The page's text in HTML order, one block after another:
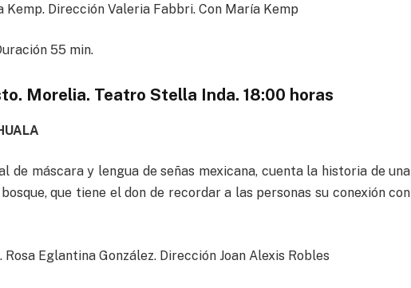
Kemp. Dirección Valeria Fabbri. Con María Kemp
55 min.
Morelia. Teatro Stella Inda. 18:00 horas
de máscara y lengua de señas mexicana, cuenta la historia de una
que tiene el don de recordar a las personas su conexión con
Eglantina González. Dirección Joan Alexis Robles